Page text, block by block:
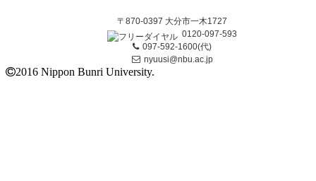
〒870-0397 大分市一木1727
0120-097-593
097-592-1600(代)
nyuusi@nbu.ac.jp
2016 Nippon Bunri University.